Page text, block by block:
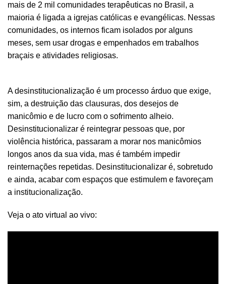
mais de 2 mil comunidades terapêuticas no Brasil, a
maioria é ligada a igrejas católicas e evangélicas. Nessas
comunidades, os internos ficam isolados por alguns
meses, sem usar drogas e empenhados em trabalhos
braçais e atividades religiosas.
A desinstitucionalização é um processo árduo que exige,
sim, a destruição das clausuras, dos desejos de
manicômio e de lucro com o sofrimento alheio.
Desinstitucionalizar é reintegrar pessoas que, por
violência histórica, passaram a morar nos manicômios
longos anos da sua vida, mas é também impedir
reinternações repetidas. Desinstitucionalizar é, sobretudo
e ainda, acabar com espaços que estimulem e favoreçam
a institucionalização.
Veja o ato virtual ao vivo: